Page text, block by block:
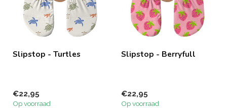
Slipstop - Turtles
€22,95
Op voorraad
Slipstop - Berryfull
€22,95
Op voorraad